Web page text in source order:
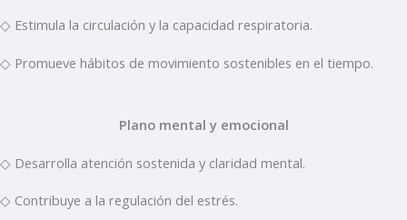
◇ Estimula la circulación y la capacidad respiratoria.
◇ Promueve hábitos de movimiento sostenibles en el tiempo.
Plano mental y emocional
◇ Desarrolla atención sostenida y claridad mental.
◇ Contribuye a la regulación del estrés.